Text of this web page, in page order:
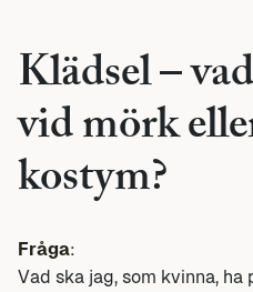
Klädsel –
vid mörk
kostym?
Fråga:
Vad ska jag, som kvinna,